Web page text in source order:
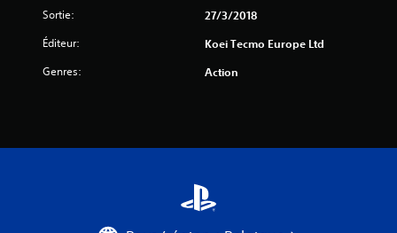
Sortie: 27/3/2018
Éditeur: Koei Tecmo Europe Ltd
Genres: Action